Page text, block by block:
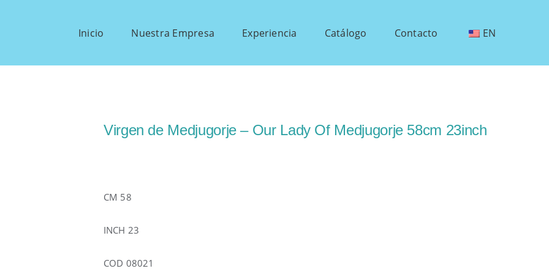
Inicio Nuestra Empresa Experiencia Catálogo Contacto EN
Virgen de Medjugorje – Our Lady Of Medjugorje 58cm 23inch
CM 58
INCH 23
COD 08021